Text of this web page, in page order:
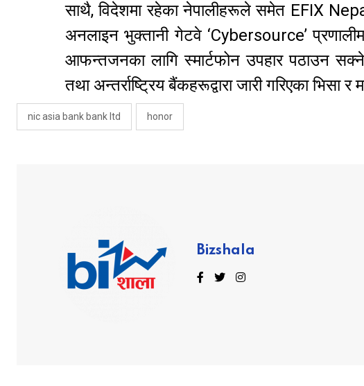
साथै, विदेशमा रहेका नेपालीहरूले समेत EFIX
अनलाइन भुक्तानी गेटवे ‘Cybersource’
आफन्तजनका लागि स्मार्टफोन उपहार पठाउन
तथा अन्तर्राष्ट्रिय बैंकहरूद्वारा जारी गरिएका भिसा
nic asia bank bank ltd honor
Bizshala